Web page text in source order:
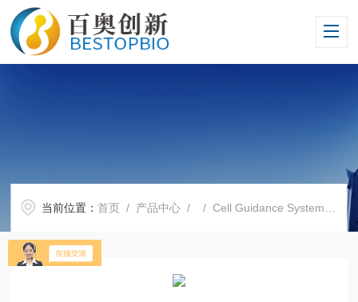
当前位置：首页 / 产品中心 / /Cell Guidance Systems /